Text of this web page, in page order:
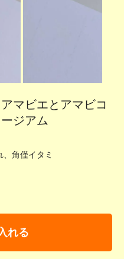
マビエとアマビコ
ジアム
角僅イタミ
れる